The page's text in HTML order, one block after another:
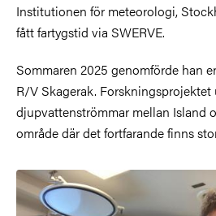
Institutionen för meteorologi,
fått fartygstid via SWERVE.
Sommaren 2025 genomförde han
R/V Skagerak. Forskningsprojektet
djupvattenströmmar mellan Island
område där det fortfarande finns